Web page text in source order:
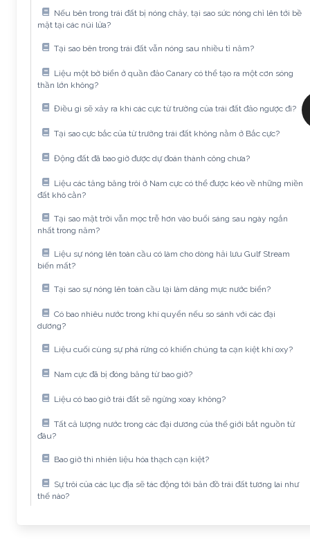
Nếu bên trong trái đất bị nóng chảy, tại sao sức nóng chỉ lên tới bề
mặt tại các núi lửa?
Tại sao bên trong trái đất vẫn nóng sau nhiều tỉ năm?
Liệu một bờ biển ở quần đảo Canary có thể tạo ra một cơn sóng
thần lớn không?
Điều gì sẽ xảy ra khi các cực từ trường của trái đất đảo ngược đi?
Tại sao cực bắc của từ trường trái đất không nằm ở Bắc cực?
Động đất đã bao giờ được dự đoán thành công chưa?
Liệu các tảng băng trôi ở Nam cực có thể được kéo về những miền
đất khô cằn?
Tại sao mặt trời vẫn mọc trễ hơn vào buổi sáng sau ngày ngắn
nhất trong năm?
Liệu sự nóng lên toàn cầu có làm cho dòng hải lưu Gulf Stream
biến mất?
Tại sao sự nóng lên toàn cầu lại làm dâng mực nước biển?
Có bao nhiêu nước trong khí quyển nếu so sánh với các đại
dương?
Liệu cuối cùng sự phá rừng có khiến chúng ta cạn kiệt khí oxy?
Nam cực đã bị đóng băng từ bao giờ?
Liệu có bao giờ trái đất sẽ ngừng xoay không?
Tất cả lượng nước trong các đại dương của thế giới bắt nguồn từ
đâu?
Bao giờ thì nhiên liệu hóa thạch cạn kiệt?
Sự trôi của các lục địa sẽ tác động tới bản đồ trái đất tương lai như
thế nào?